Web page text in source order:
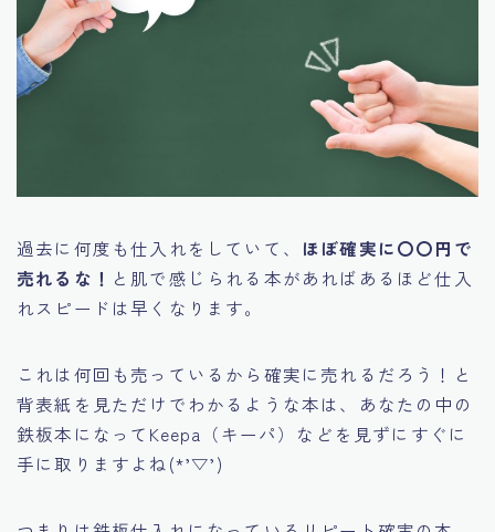
過去に何度も仕入れをしていて、 ほぼ確実に〇〇円で
売れるな！ と肌で感じられる本があればあるほど仕入
れスピードは早くなります。
これは何回も売っているから確実に売れるだろう！と
背表紙を見ただけでわかるような本は、あなたの中の
鉄板本になってKeepa（キーパ）などを見ずにすぐに
手に取りますよね(*’▽’)